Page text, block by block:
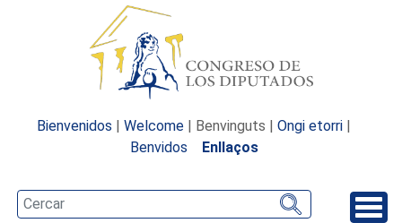
Bienvenidos | Welcome | Benvinguts | Ongi etorri |
Benvidos
Enllaços